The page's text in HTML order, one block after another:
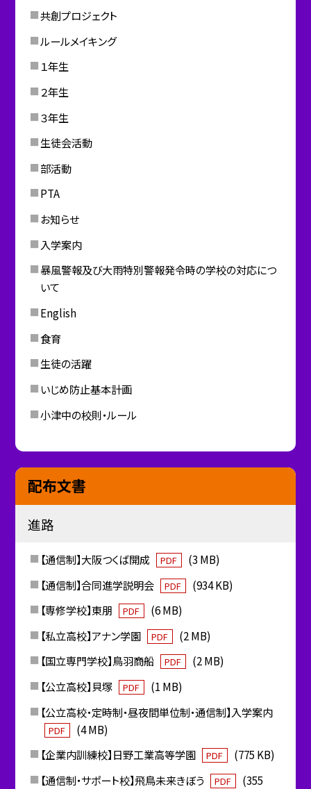
共創プロジェクト
ルールメイキング
１年生
２年生
３年生
生徒会活動
部活動
PTA
お知らせ
入学案内
暴風警報及び大雨特別警報発令時の学校の対応につ
いて
English
食育
生徒の活躍
いじめ防止基本計画
小津中の校則・ルール
配布文書
進路
【通信制】大阪つくば開成 PDF
(3 MB)
【通信制】合同進学説明会
PDF
(934 KB)
【専修学校】東朋
PDF
(6 MB)
【私立高校】アナン学園
PDF
(2 MB)
【国立専門学校】鳥羽商船
PDF
(2 MB)
【公立高校】貝塚
PDF
(1 MB)
【公立高校・定時制・昼夜間単位制・通信制】入学案内
PDF
(4 MB)
【企業内訓練校】日野工業高等学園
PDF
(775 KB)
【通信制・サポート校】飛鳥未来きぼう
PDF
(355